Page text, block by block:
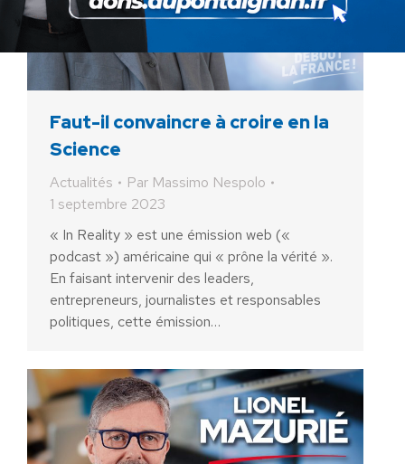
Faut-il convaincre à croire en la
Science
Actualités Par Massimo Nespolo
1 septembre 2023
« In Reality » est une émission web («
podcast ») américaine qui « prône la vérité ».
En faisant intervenir des leaders,
entrepreneurs, journalistes et responsables
politiques, cette émission…